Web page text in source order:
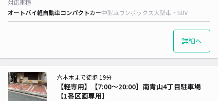
対応車種
オートバイ軽自動車コンパクトカー中型車ワンボックス大型車・SUV
詳細へ
【軽専用】【7:00～20:00】南青山4丁目駐車場
【1番区画専用】
六本木まで徒歩 19分